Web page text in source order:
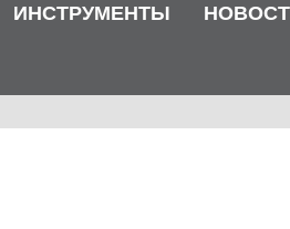
ИНСТРУМЕНТЫ